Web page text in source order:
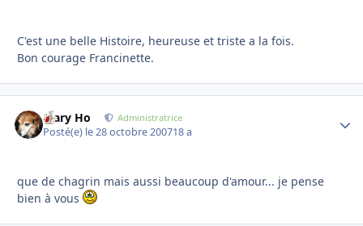
C'est une belle Histoire, heureuse et triste a la fois.
Bon courage Francinette.
Mary Ho Administratrice
Posté(e) le 28 octobre 200718 a
que de chagrin mais aussi beaucoup d'amour... je pense
bien à vous